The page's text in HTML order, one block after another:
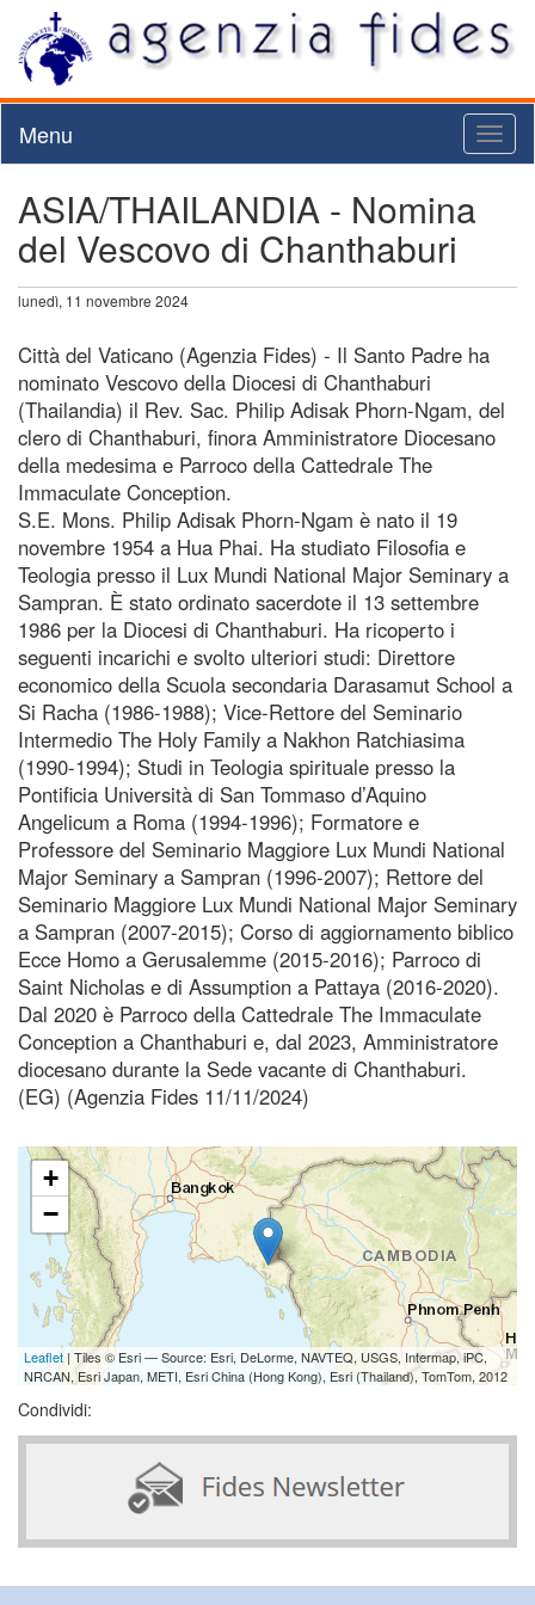
Menu
ASIA/THAILANDIA - Nomina
del Vescovo di Chanthaburi
lunedì, 11 novembre 2024
Città del Vaticano (Agenzia Fides) - Il Santo Padre ha
nominato Vescovo della Diocesi di Chanthaburi
(Thailandia) il Rev. Sac. Philip Adisak Phorn-Ngam, del
clero di Chanthaburi, finora Amministratore Diocesano
della medesima e Parroco della Cattedrale The
Immaculate Conception.
S.E. Mons. Philip Adisak Phorn-Ngam è nato il 19
novembre 1954 a Hua Phai. Ha studiato Filosofia e
Teologia presso il Lux Mundi National Major Seminary a
Sampran. È stato ordinato sacerdote il 13 settembre
1986 per la Diocesi di Chanthaburi. Ha ricoperto i
seguenti incarichi e svolto ulteriori studi: Direttore
economico della Scuola secondaria Darasamut School a
Si Racha (1986-1988); Vice-Rettore del Seminario
Intermedio The Holy Family a Nakhon Ratchiasima
(1990-1994); Studi in Teologia spirituale presso la
Pontificia Università di San Tommaso d’Aquino
Angelicum a Roma (1994-1996); Formatore e
Professore del Seminario Maggiore Lux Mundi National
Major Seminary a Sampran (1996-2007); Rettore del
Seminario Maggiore Lux Mundi National Major Seminary
a Sampran (2007-2015); Corso di aggiornamento biblico
Ecce Homo a Gerusalemme (2015-2016); Parroco di
Saint Nicholas e di Assumption a Pattaya (2016-2020).
Dal 2020 è Parroco della Cattedrale The Immaculate
Conception a Chanthaburi e, dal 2023, Amministratore
diocesano durante la Sede vacante di Chanthaburi.
(EG) (Agenzia Fides 11/11/2024)
+
−
Leaflet| Tiles © Esri — Source: Esri, DeLorme, NAVTEQ, USGS, Intermap, iPC,
NRCAN, Esri Japan, METI, Esri China (Hong Kong), Esri (Thailand), TomTom, 2012
Condividi: